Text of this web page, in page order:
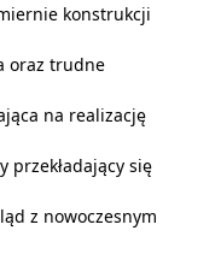
konstrukcji
oraz trudne
na realizację
przekładający się
z nowoczesnym